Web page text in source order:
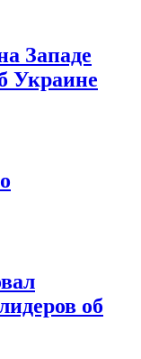
Западе
Украине
об